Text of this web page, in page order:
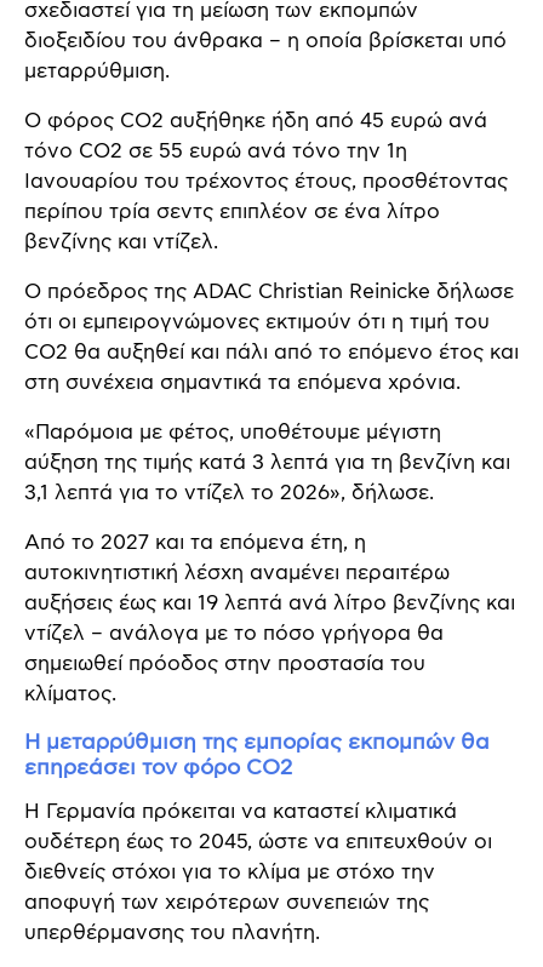
σχεδιαστεί για τη μείωση των εκπομπών
διοξειδίου του άνθρακα – η οποία βρίσκεται υπό
μεταρρύθμιση.
Ο φόρος CO2 αυξήθηκε ήδη από 45 ευρώ ανά
τόνο CO2 σε 55 ευρώ ανά τόνο την 1η
Ιανουαρίου του τρέχοντος έτους, προσθέτοντας
περίπου τρία σεντς επιπλέον σε ένα λίτρο
βενζίνης και ντίζελ.
Ο πρόεδρος της ADAC Christian Reinicke δήλωσε
ότι οι εμπειρογνώμονες εκτιμούν ότι η τιμή του
CO2 θα αυξηθεί και πάλι από το επόμενο έτος και
στη συνέχεια σημαντικά τα επόμενα χρόνια.
«Παρόμοια με φέτος, υποθέτουμε μέγιστη
αύξηση της τιμής κατά 3 λεπτά για τη βενζίνη και
3,1 λεπτά για το ντίζελ το 2026», δήλωσε.
Από το 2027 και τα επόμενα έτη, η
αυτοκινητιστική λέσχη αναμένει περαιτέρω
αυξήσεις έως και 19 λεπτά ανά λίτρο βενζίνης και
ντίζελ – ανάλογα με το πόσο γρήγορα θα
σημειωθεί πρόοδος στην προστασία του
κλίματος.
Η μεταρρύθμιση της εμπορίας εκπομπών θα
επηρεάσει τον φόρο CO2
Η Γερμανία πρόκειται να καταστεί κλιματικά
ουδέτερη έως το 2045, ώστε να επιτευχθούν οι
διεθνείς στόχοι για το κλίμα με στόχο την
αποφυγή των χειρότερων συνεπειών της
υπερθέρμανσης του πλανήτη.